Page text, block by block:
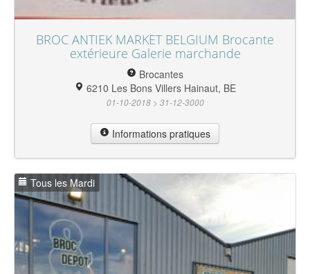
BROC ANTIEK MARKET BELGIUM Brocante
extérieure Galerie marchande
Brocantes
6210 Les Bons Villers Hainaut, BE
01-10-2018 > 31-12-3000
Informations pratiques
Tous les Mardi